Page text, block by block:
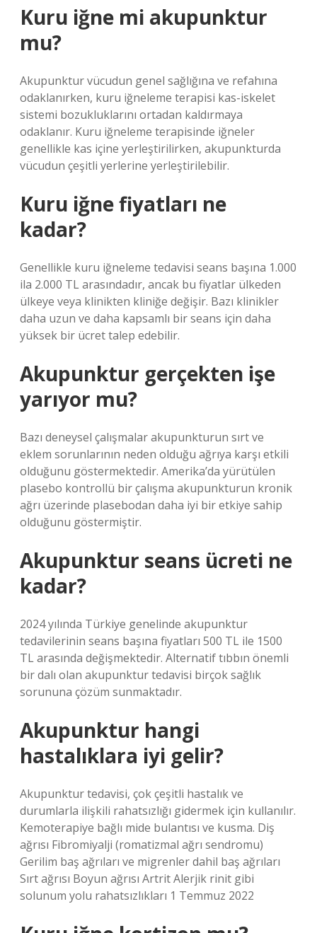
Kuru iğne mi akupunktur
mu?
Akupunktur vücudun genel sağlığına ve refahına
odaklanırken, kuru iğneleme terapisi kas-iskelet
sistemi bozukluklarını ortadan kaldırmaya
odaklanır. Kuru iğneleme terapisinde iğneler
genellikle kas içine yerleştirilirken, akupunkturda
vücudun çeşitli yerlerine yerleştirilebilir.
Kuru iğne fiyatları ne
kadar?
Genellikle kuru iğneleme tedavisi seans başına 1.000
ila 2.000 TL arasındadır, ancak bu fiyatlar ülkeden
ülkeye veya klinikten kliniğe değişir. Bazı klinikler
daha uzun ve daha kapsamlı bir seans için daha
yüksek bir ücret talep edebilir.
Akupunktur gerçekten işe
yarıyor mu?
Bazı deneysel çalışmalar akupunkturun sırt ve
eklem sorunlarının neden olduğu ağrıya karşı etkili
olduğunu göstermektedir. Amerika’da yürütülen
plasebo kontrollü bir çalışma akupunkturun kronik
ağrı üzerinde plasebodan daha iyi bir etkiye sahip
olduğunu göstermiştir.
Akupunktur seans ücreti ne
kadar?
2024 yılında Türkiye genelinde akupunktur
tedavilerinin seans başına fiyatları 500 TL ile 1500
TL arasında değişmektedir. Alternatif tıbbın önemli
bir dalı olan akupunktur tedavisi birçok sağlık
sorununa çözüm sunmaktadır.
Akupunktur hangi
hastalıklara iyi gelir?
Akupunktur tedavisi, çok çeşitli hastalık ve
durumlarla ilişkili rahatsızlığı gidermek için kullanılır.
Kemoterapiye bağlı mide bulantısı ve kusma. Diş
ağrısı Fibromiyalji (romatizmal ağrı sendromu)
Gerilim baş ağrıları ve migrenler dahil baş ağrıları
Sırt ağrısı Boyun ağrısı Artrit Alerjik rinit gibi
solunum yolu rahatsızlıkları 1 Temmuz 2022